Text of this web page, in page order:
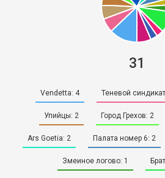
31
Vendetta: 4 Теневой
Упийцы: 2 Город Грехов: 2
Ars Goetia: 2 Палата номер 6: 2
Змеиное логово: 1